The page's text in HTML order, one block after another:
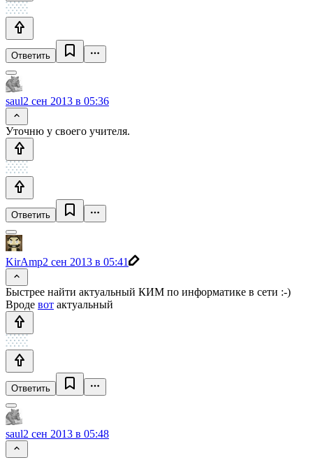
Ответить
saul2 сен 2013 в 05:36
Уточню у своего учителя.
Ответить
KirAmp2 сен 2013 в 05:41
Быстрее найти актуальный КИМ по информатике в сети :-)
Вроде вот актуальный
Ответить
saul2 сен 2013 в 05:48